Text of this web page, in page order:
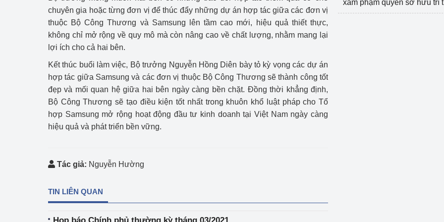
chuyên gia hoặc từng đơn vị để thúc đẩy những dự án hợp tác giữa các đơn vị
thuộc Bộ Công Thương và Samsung lên tầm cao mới, hiệu quả thiết thực,
không chỉ mở rộng về quy mô mà còn nâng cao về chất lượng, nhằm mang lại
lợi ích cho cả hai bên.
Kết thúc buổi làm việc, Bộ trưởng Nguyễn Hồng Diên bày tỏ kỳ vọng các dự án
hợp tác giữa Samsung và các đơn vị thuộc Bộ Công Thương sẽ thành công tốt
đẹp và mối quan hệ giữa hai bên ngày càng bền chặt. Đồng thời khẳng định,
Bộ Công Thương sẽ tạo điều kiện tốt nhất trong khuôn khổ luật pháp cho Tổ
hợp Samsung mở rộng hoạt động đầu tư kinh doanh tại Việt Nam ngày càng
hiệu quả và phát triển bền vững.
Tác giả: Nguyễn Hường
TIN LIÊN QUAN
xâm phạm quyền sở hữu trí